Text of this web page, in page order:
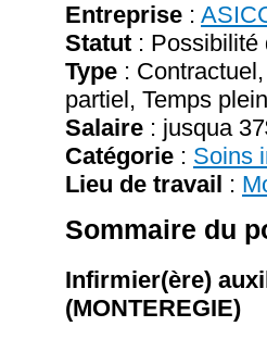
Entreprise :
Statut : Possibilité
Type :
partiel, Temps plein
Salaire : jusqua
Catégorie : Soins
Lieu de travail :
Sommaire du
Infirmier(ère)
(MONTEREGIE)